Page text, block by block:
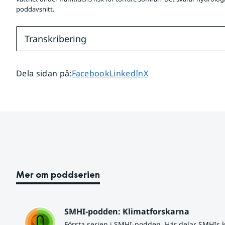
poddavsnitt.
Transkribering
Dela sidan på:Dela sidan på
FacebookDela sidan på
LinkedInDela sidan på
X
Mer om poddserien
SMHI-podden: Klimatforskarna